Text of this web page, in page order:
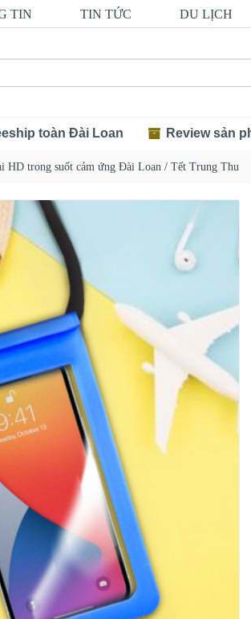
TIN TIN TỨC DU LỊCH
toàn Đài Loan Review sản
HD trong suốt cảm ứng Đài Loan / Tết Trung Thu